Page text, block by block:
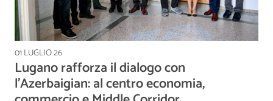
01 LUGLIO 26
Lugano rafforza il dialogo con
l'Azerbaigian: al centro economia,